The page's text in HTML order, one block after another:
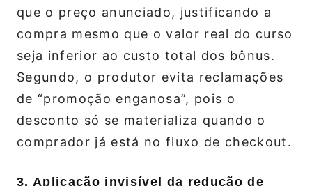
que o preço anunciado, justificando a
compra mesmo que o valor real do curso
seja inferior ao custo total dos bônus.
Segundo, o produtor evita reclamações
de “promoção enganosa”, pois o
desconto só se materializa quando o
comprador já está no fluxo de checkout.
3. Aplicação invisível da redução de